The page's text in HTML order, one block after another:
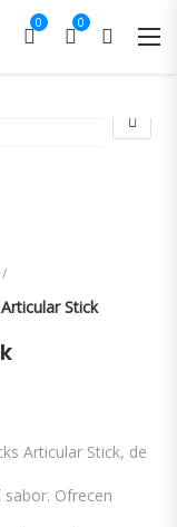
0 0
Stick
Articular Stick, de
Ofrecen